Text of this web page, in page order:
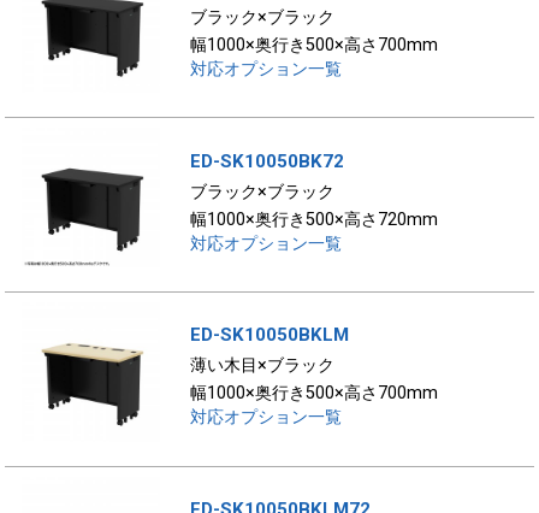
ブラック×ブラック
幅1000×奥行き500×高さ700mm
対応オプション一覧
ED-SK10050BK72
ブラック×ブラック
幅1000×奥行き500×高さ720mm
対応オプション一覧
ED-SK10050BKLM
薄い木目×ブラック
幅1000×奥行き500×高さ700mm
対応オプション一覧